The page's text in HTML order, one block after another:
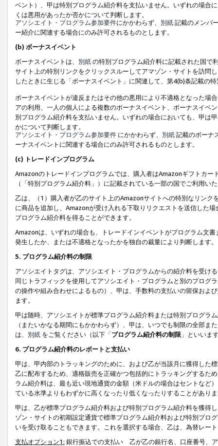
ベント）、甲は特別プログラム紹介料を支払いません。いずれの場合
くは悪用があったか否かについて判断します。
アソシエイト・プログラム参加要件にかかわらず、 別紙記載のメンバ
ー紹介に関連する場合にのみ許可されるものとします。
(b) ボーナスイベント
ボーナスイベントは、 別紙の特別プログラム紹介料に記載された国で
サイト上の特別リンクをクリックスルーしてアマゾン・サイトを訪問
したときに生じる「ボーナスイベント」に関連して、第4(b)条記載の
ボーナスイベントが違反またはその他の悪用により不適格となった場
アの利用、一人の個人による複数のボーナスイベント、ボーナスイベ
別プログラム紹介料を支払いません。いずれの場合においても、甲は
かについて判断します。
アソシエイト・プログラム参加要件 にかかわらず、 別紙記載のボーナ
ーナスイベントに関連する場合にのみ許可されるものとします。
(c) トレードインプログラム
Amazonのトレードインプログラムでは、購入者はAmazonギフトカ
（「特別プログラム紹介料」）に記載されている一部の国でご利用い
乙は、（1）購入者が乙のサイト上のAmazonサイトへの特別なリン
に商品を追加し、Amazonが受け入れる下取りリクエストを送信した
プログラム紹介料を得ることができます。
Amazonは、いずれの場合も、トレードインイベントがプログラム文
発生したか、または不適格となったかを独自の裁量により判断します。
5. プログラム紹介料の制限
アソシエイトタグは、アソシエイト・プログラムからの紹介料を受け
同じトラフィックを使用してアソシエイト・プログラムと別のプログ
の操作や組み合わせによるもの）、甲は、手数料の支払いの留保およ
ます。
甲は随時、アソシエイトが標準プログラム紹介料または特別プログラ
（またいかなる期間にもかかわらず）、甲は、いつでも制限の全部
は、 別紙 をご覧ください（以下「プログラム紹介料の制限 」といいま
6. プログラム紹介料のレポートと支払い
甲は、甲内部のトラッキングのために、および乙が当該月に獲得した
乙に配布するため、適格販売を正確かつ包括的にトラッキングするた
ラム紹介料は、最も近い現地通貨の金額（米ドルの場合はセントなど
ている水準よりもわずかに高くなったり低くなったりすることがあり
甲は、乙が標準プログラム紹介料および特別プログラム紹介料を獲得
ゾン・サイトの初期設定通貨で標準プログラム紹介料および特別プロ
いを受け取ることもできます。これを選択する場合、乙は、為替レー
支払オプション1: 銀行振込での支払い 乙が乙の銀行名、口座番号、